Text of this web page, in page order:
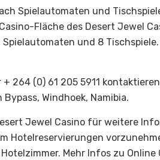
Spielautomaten und
Fläche des Desert Jewel
und 8
264 (0) 61 205 5911
Windhoek, Namibia.
Jewel Casino für weitere
Hotelreservierungen
Mehr Infos zu Online